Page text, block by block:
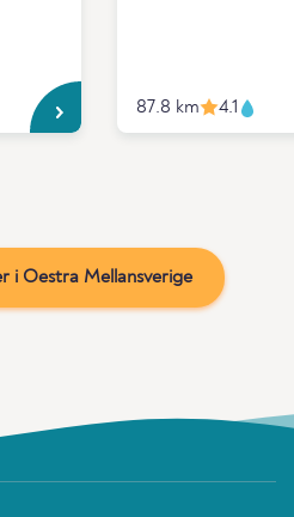
87.8 km 4.1
i Oestra Mellansverige